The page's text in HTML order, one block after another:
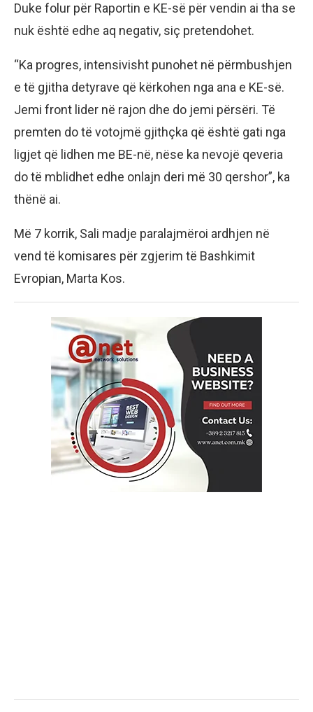
Duke folur për Raportin e KE-së për vendin ai tha se
nuk është edhe aq negativ, siç pretendohet.
“Ka progres, intensivisht punohet në përmbushjen
e të gjitha detyrave që kërkohen nga ana e KE-së.
Jemi front lider në rajon dhe do jemi përsëri. Të
premten do të votojmë gjithçka që është gati nga
ligjet që lidhen me BE-në, nëse ka nevojë qeveria
do të mblidhet edhe onlajn deri më 30 qershor”, ka
thënë ai.
Më 7 korrik, Sali madje paralajmëroi ardhjen në
vend të komisares për zgjerim të Bashkimit
Evropian, Marta Kos.